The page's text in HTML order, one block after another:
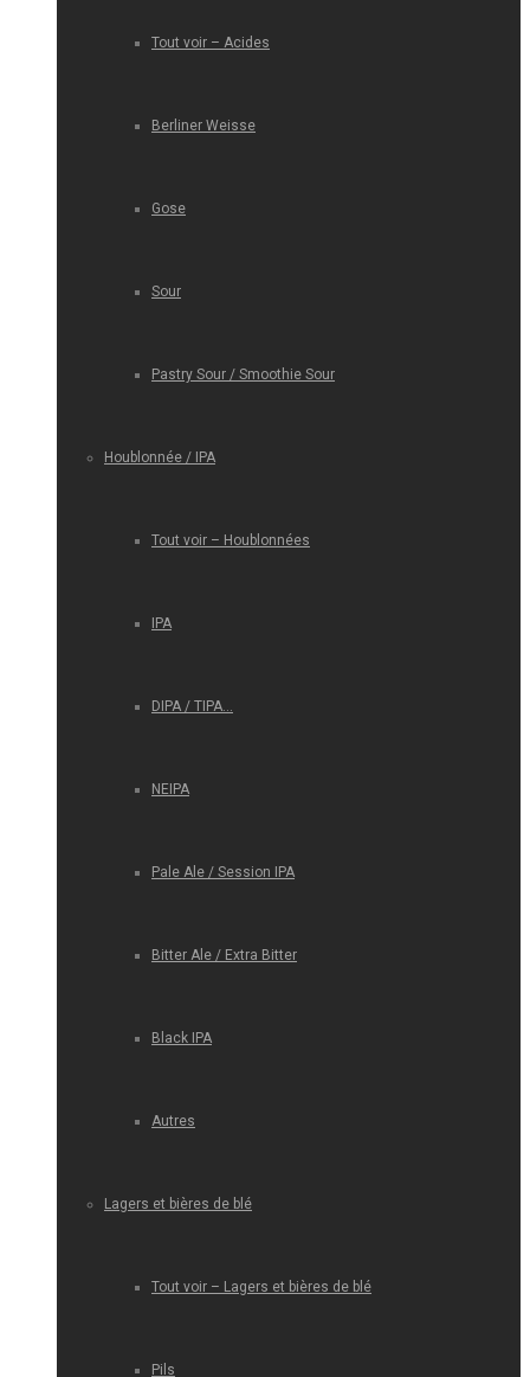
Tout voir – Acides
Berliner Weisse
Gose
Sour
Pastry Sour / Smoothie Sour
Houblonnée / IPA
Tout voir – Houblonnées
IPA
DIPA / TIPA…
NEIPA
Pale Ale / Session IPA
Bitter Ale / Extra Bitter
Black IPA
Autres
Lagers et bières de blé
Tout voir – Lagers et bières de blé
Pils